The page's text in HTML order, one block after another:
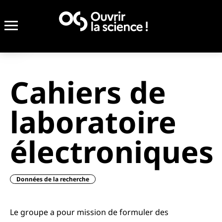
Cahiers de
laboratoire
électroniques
Données de la recherche
Le groupe a pour mission de formuler des
Retour
Retour
Retour